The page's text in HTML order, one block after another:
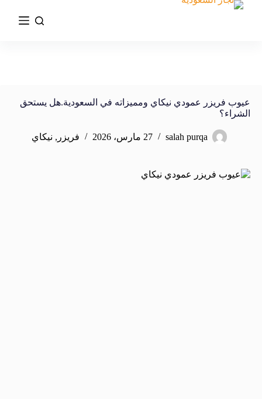
عيوب فريزر عمودي نيكاي ومميزاته في السعودية.هل يستحق
الشراء؟
salah purqa 27 مارس، 2026 فريزر , نيكاي